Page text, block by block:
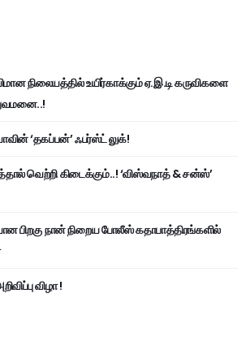
நிலையத்தில் உயிர்காக்கும் ஏ.இ.டி கருவிகளை
‘தகப்பன்’ ஃபர்ஸ்ட் லுக்!
வெற்றி கிடைக்கும்..! ‘விஸ்வநாத் & சன்ஸ்’
பிறகு நான் நிறைய போலீஸ் கதாபாத்திரங்களில்
விழா !